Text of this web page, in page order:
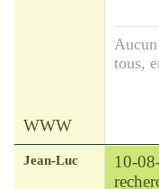
tous,
WWW
Jean-Luc 10-